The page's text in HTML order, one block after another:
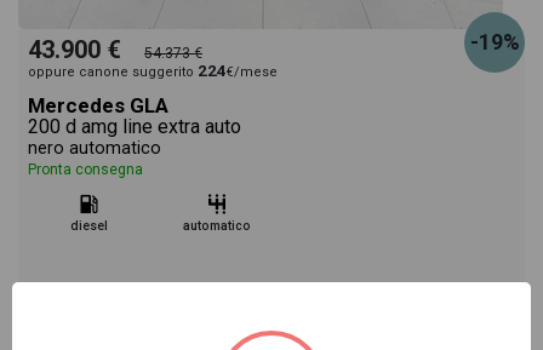
-19%
43.900 € 54.373 €
oppure canone suggerito 224€/mese
Mercedes GLA
200 d amg line extra auto
nero automatico
Pronta consegna
diesel automatico